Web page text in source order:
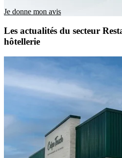
Je donne mon avis
Les actualités du secteur
hôtellerie